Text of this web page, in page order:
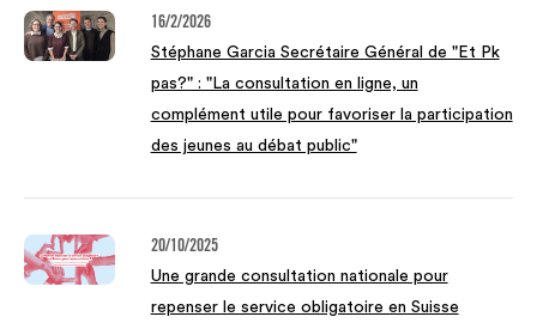
16/2/2026
Stéphane Garcia Secrétaire Général de "Et Pk
pas?" : "La consultation en ligne, un
complément utile pour favoriser la participation
des jeunes au débat public"
20/10/2025
Une grande consultation nationale pour
repenser le service obligatoire en Suisse